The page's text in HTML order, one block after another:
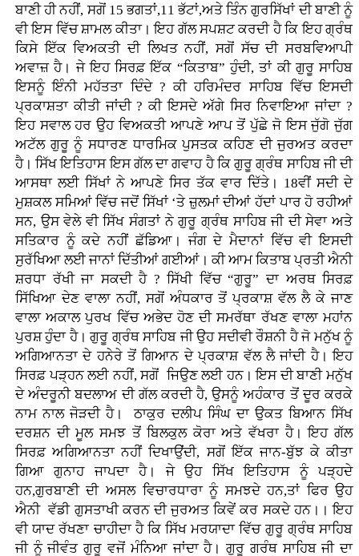
ਬਾਣੀ ਹੀ ਨਹੀਂ, ਸਗੋਂ 15 ਭਗਤਾਂ,11 ਭੱਟਾਂ,ਅਤੇ ਤਿੰਨ ਗੁਰਸਿੱਖਾਂ ਦੀ ਬਾਣੀ ਨੂੰ
ਵੀ ਇਸ ਵਿੱਚ ਸ਼ਾਮਲ ਕੀਤਾ। ਇਹ ਗੱਲ ਸਪਸ਼ਟ ਕਰਦੀ ਹੈ ਕਿ ਇਹ ਗ੍ਰੰਥ
ਕਿਸੇ ਇੱਕ ਵਿਅਕਤੀ ਦੀ ਲਿਖਤ ਨਹੀਂ, ਸਗੋਂ ਸੱਚ ਦੀ ਸਰਬਵਿਆਪੀ
ਅਵਾਜ਼ ਹੈ। ਜੇ ਇਹ ਸਿਰਫ਼ ਇੱਕ “ਕਿਤਾਬ” ਹੁੰਦੀ, ਤਾਂ ਕੀ ਗੁਰੂ ਸਾਹਿਬ
ਇਸਨੂੰ ਇੰਨੀ ਮਹੱਤਤਾ ਦਿੰਦੇ ? ਕੀ ਹਰਿਮੰਦਰ ਸਾਹਿਬ ਵਿੱਚ ਇਸਦੀ
ਪ੍ਰਕਾਸ਼ਤਾ ਕੀਤੀ ਜਾਂਦੀ ? ਕੀ ਇਸਦੇ ਅੱਗੇ ਸਿਰ ਨਿਵਾਇਆ ਜਾਂਦਾ ?
ਇਹ ਸਵਾਲ ਹਰ ਉਹ ਵਿਅਕਤੀ ਆਪਣੇ ਆਪ ਤੋਂ ਪੁੱਛੇ ਜੋ ਇਸ ਜੁੱਗੋ ਜੁੱਗ
ਅਟੱਲ ਗੁਰੂ ਨੂੰ ਸਧਾਰਣ ਧਾਰਮਿਕ ਪੁਸਤਕ ਕਹਿਣ ਦੀ ਜੁਰਅਤ ਕਰਦਾ
ਹੈ। ਸਿੱਖ ਇਤਿਹਾਸ ਇਸ ਗੱਲ ਦਾ ਗਵਾਹ ਹੈ ਕਿ ਗੁਰੂ ਗ੍ਰੰਥ ਸਾਹਿਬ ਜੀ ਦੀ
ਆਸਥਾ ਲਈ ਸਿੱਖਾਂ ਨੇ ਆਪਣੇ ਸਿਰ ਤੱਕ ਵਾਰ ਦਿੱਤੇ। 18ਵੀਂ ਸਦੀ ਦੇ
ਮੁਸ਼ਕਲ ਸਮਿਆਂ ਵਿੱਚ ਜਦੋਂ ਸਿੱਖਾਂ ‘ਤੇ ਜ਼ੁਲਮਾਂ ਦੀਆਂ ਹੱਦਾਂ ਪਾਰ ਹੋ ਰਹੀਆਂ
ਸਨ, ਉਸ ਵੇਲੇ ਵੀ ਸਿੱਖ ਸੰਗਤਾਂ ਨੇ ਗੁਰੂ ਗ੍ਰੰਥ ਸਾਹਿਬ ਜੀ ਦੀ ਸੇਵਾ ਅਤੇ
ਸਤਿਕਾਰ ਨੂੰ ਕਦੇ ਨਹੀਂ ਛੱਡਿਆ। ਜੰਗ ਦੇ ਮੈਦਾਨਾਂ ਵਿੱਚ ਵੀ ਇਸਦੀ
ਸੁਰੱਖਿਆ ਲਈ ਜਾਨਾਂ ਦਿੱਤੀਆਂ ਗਈਆਂ। ਕੀ ਆਮ ਕਿਤਾਬ ਪ੍ਰਤੀ ਐਨੀ
ਸ਼ਰਧਾ ਰੱਖੀ ਜਾ ਸਕਦੀ ਹੈ ? ਸਿੱਖੀ ਵਿੱਚ “ਗੁਰੂ” ਦਾ ਅਰਥ ਸਿਰਫ਼
ਸਿੱਖਿਆ ਦੇਣ ਵਾਲਾ ਨਹੀਂ, ਸਗੋਂ ਅੰਧਕਾਰ ਤੋਂ ਪ੍ਰਕਾਸ਼ ਵੱਲ ਲੈ ਕੇ ਜਾਣ
ਵਾਲਾ ਅਕਾਲ ਪੁਰਖ ਵਿੱਚ ਅਭੇਦ ਹੋਣ ਦੀ ਸਮਰੱਥਾ ਰੱਖਣ ਵਾਲਾ ਮਹਾਂਨ
ਪੁਰਸ਼ ਹੁੰਦਾ ਹੈ। ਗੁਰੂ ਗ੍ਰੰਥ ਸਾਹਿਬ ਜੀ ਉਹ ਸਦੀਵੀ ਰੌਸ਼ਨੀ ਹੈ ਜੋ ਮਨੁੱਖ ਨੂੰ
ਅਗਿਆਨਤਾ ਦੇ ਹਨੇਰੇ ਤੋਂ ਗਿਆਨ ਦੇ ਪ੍ਰਕਾਸ਼ ਵੱਲ ਲੈ ਜਾਂਦੀ ਹੈ। ਇਹ
ਸਿਰਫ਼ ਪੜ੍ਹਨ ਲਈ ਨਹੀਂ, ਸਗੋਂ ਜਿਉਣ ਲਈ ਹਨ। ਇਸ ਦੀ ਬਾਣੀ ਮਨੁੱਖ
ਦੇ ਅੰਦਰੂਨੀ ਬਦਲਾਅ ਦੀ ਗੱਲ ਕਰਦੀ ਹੈ, ਉਸਨੂੰ ਅਹੰਕਾਰ ਤੋਂ ਦੂਰ ਕਰਕੇ
ਨਾਮ ਨਾਲ ਜੋੜਦੀ ਹੈ। ਠਾਕੁਰ ਦਲੀਪ ਸਿੰਘ ਦਾ ਉਕਤ ਬਿਆਨ ਸਿੱਖ
ਦਰਸ਼ਨ ਦੀ ਮੂਲ ਸਮਝ ਤੋਂ ਬਿਲਕੁਲ ਕੋਰਾ ਅਤੇ ਵੱਖਰਾ ਹੈ। ਇਹ ਗੱਲ
ਸਿਰਫ਼ ਅਗਿਆਨਤਾ ਨਹੀਂ ਦਿਖਾਉਂਦੀ, ਸਗੋਂ ਇੱਕ ਜਾਨ-ਬੁੱਝ ਕੇ ਕੀਤਾ
ਗਿਆ ਗੁਨਾਹ ਜਾਪਦਾ ਹੈ। ਜੇ ਉਹ ਸਿੱਖ ਇਤਿਹਾਸ ਨੂੰ ਪੜ੍ਹਦੇ
ਹਨ,ਗੁਰਬਾਣੀ ਦੀ ਅਸਲ ਵਿਚਾਰਧਾਰਾ ਨੂੰ ਸਮਝਦੇ ਹਨ,ਤਾਂ ਫਿਰ ਉਹ
ਐਨੀ ਵੱਡੀ ਗੁਸਤਾਖੀ ਕਰਨ ਦੀ ਜੁਰਅਤ ਕਿਵੇਂ ਕਰ ਸਕਦੇ ਹਨ।। ਇਹ
ਵੀ ਯਾਦ ਰੱਖਣਾ ਚਾਹੀਦਾ ਹੈ ਕਿ ਸਿੱਖ ਮਰਯਾਦਾ ਵਿੱਚ ਗੁਰੂ ਗ੍ਰੰਥ ਸਾਹਿਬ
ਜੀ ਨੂੰ ਜੀਵੰਤ ਗੁਰੂ ਵਜੋਂ ਮੰਨਿਆ ਜਾਂਦਾ ਹੈ। ਗੁਰੂ ਗਰੰਥ ਸਾਹਿਬ ਜੀ ਦਾ